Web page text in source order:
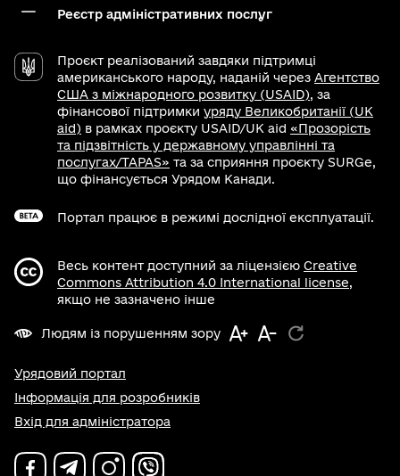
бойових діях.
Реєстр адміністративних послуг
Проєкт реалізований завдяки підтримці
американського народу, наданій через Агентство
США з міжнародного розвитку (USAID), за
фінансової підтримки уряду Великобританії (UK
aid) в рамках проєкту USAID/UK aid «Прозорість
та підзвітність у державному управлінні та
послугах/TAPAS» та за сприяння проєкту SURGe,
що фінансується Урядом Канади.
Портал працює в режимі дослідної експлуатації.
Весь контент доступний за ліцензією Creative
Commons Attribution 4.0 International license,
якщо не зазначено інше
Людям із порушенням зору
Урядовий портал
Інформація для розробників
Вхід для адміністратора